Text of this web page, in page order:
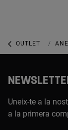
OUTLET
Uneix-te a la
a la primera